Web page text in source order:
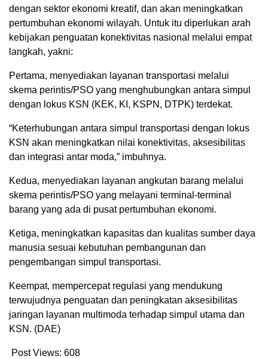
dengan sektor ekonomi kreatif, dan akan meningkatkan
pertumbuhan ekonomi wilayah. Untuk itu diperlukan arah
kebijakan penguatan konektivitas nasional melalui empat
langkah, yakni:
Pertama, menyediakan layanan transportasi melalui
skema perintis/PSO yang menghubungkan antara simpul
dengan lokus KSN (KEK, KI, KSPN, DTPK) terdekat.
“Keterhubungan antara simpul transportasi dengan lokus
KSN akan meningkatkan nilai konektivitas, aksesibilitas
dan integrasi antar moda,” imbuhnya.
Kedua, menyediakan layanan angkutan barang melalui
skema perintis/PSO yang melayani terminal-terminal
barang yang ada di pusat pertumbuhan ekonomi.
Ketiga, meningkatkan kapasitas dan kualitas sumber daya
manusia sesuai kebutuhan pembangunan dan
pengembangan simpul transportasi.
Keempat, mempercepat regulasi yang mendukung
terwujudnya penguatan dan peningkatan aksesibilitas
jaringan layanan multimoda terhadap simpul utama dan
KSN. (DAE)
Post Views: 608